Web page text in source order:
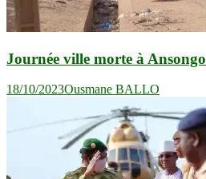
Journée ville morte à Ansongo
18/10/2023Ousmane BALLO